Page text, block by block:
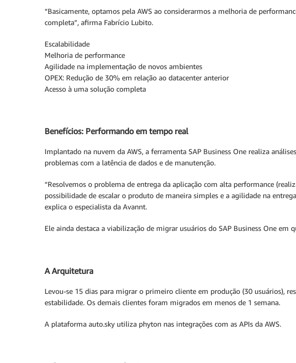
“Basicamente, optamos pela AWS ao considerarmos a melhoria de
completa”, afirma Fabrício Lubito.
Escalabilidade
Melhoria de performance
Agilidade na implementação de novos ambientes
OPEX: Redução de 30% em relação ao datacenter anterior
Acesso à uma solução completa
Benefícios: Performando em tempo real
Implantado na nuvem da AWS, a ferramenta SAP Business One realiza
problemas com a latência de dados e de manutenção.
“Resolvemos o problema de entrega da aplicação com alta performance
possibilidade de escalar o produto de maneira simples e a agilidade na
explica o especialista da Avannt.
Ele ainda destaca a viabilização de migrar usuários do SAP Business One
A Arquitetura
Levou-se 15 dias para migrar o primeiro cliente em produção (30 usuários),
estabilidade. Os demais clientes foram migrados em menos de 1 semana.
A plataforma auto.sky utiliza phyton nas integrações com as APIs da AWS.